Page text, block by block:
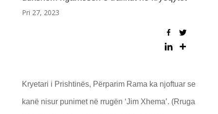
Pri 27, 2023
Kryetari i Prishtinës, Përparim Rama ka njoftuar se
kanë nisur punimet në rrugën ‘Jim Xhema’. (Rruga